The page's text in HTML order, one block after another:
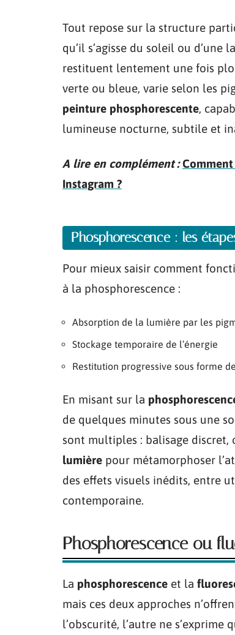
Tout repose sur la structure
qu’il s’agisse du soleil ou d’une
restituent lentement une fois
verte ou bleue, varie selon les
peinture phosphorescente,
lumineuse nocturne, subtile et
A lire en complément :
Instagram ?
Phosphorescence : les
Pour mieux saisir comment
à la phosphorescence :
Absorption de la lumière par les
Stockage temporaire de l’énergie
Restitution progressive sous forme
En misant sur la
de quelques minutes sous une
sont multiples : balisage discret,
lumière pour métamorphoser
des effets visuels inédits, entre
contemporaine.
Phosphorescence ou
La phosphorescence et la
mais ces deux approches
l’obscurité, l’autre ne s’exprime